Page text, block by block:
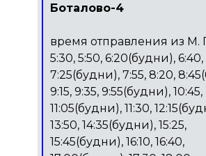
Боталово-4
время отправления из М.
5:30, 5:50, 6:20(будни),
7:25(будни), 7:55, 8:20,
9:15, 9:35, 9:55(будни), 10:45,
11:05(будни), 11:30,
13:50, 14:35(будни), 15:25,
15:45(будни), 16:10, 16:40,